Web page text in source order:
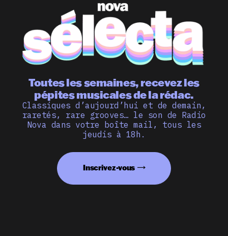
Toutes les semaines, recevez les
pépites musicales de la rédac.
Classiques d’aujourd’hui et de demain,
raretés, rare grooves… le son de Radio
Nova dans votre boîte mail, tous les
jeudis à 18h.
Inscrivez-vous